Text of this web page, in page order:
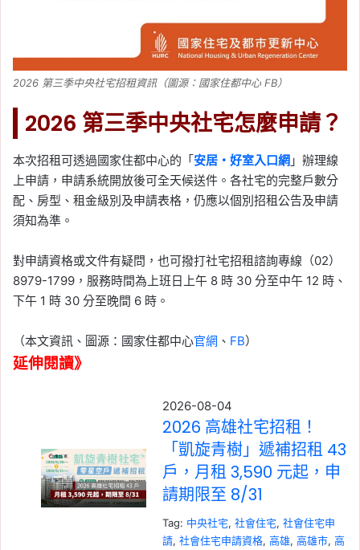
2026 第三季中央社宅招租資訊（圖源：國家住都中心 FB）
2026 第三季中央社宅怎麼申請？
本次招租可透過國家住都中心的「安居・好室入口網 」辦理線
上申請，申請系統開放後可全天候送件。各社宅的完整戶數分
配、房型、租金級別及申請表格，仍應以個別招租公告及申請
須知為準。
對申請資格或文件有疑問，也可撥打社宅招租諮詢專線（02）
8979-1799，服務時間為上班日上午 8 時 30 分至中午 12 時、
下午 1 時 30 分至晚間 6 時。
（本文資訊、圖源：國家住都中心官網 、 FB）
延伸閱讀》
2026-08-04
2026 高雄社宅招租！
「凱旋青樹」遞補招租 43
戶，月租 3,590 元起，申
請期限至 8/31
Tag: 中央社宅, 社會住宅, 社會住宅申
請, 社會住宅申請資格, 高雄, 高雄市, 高